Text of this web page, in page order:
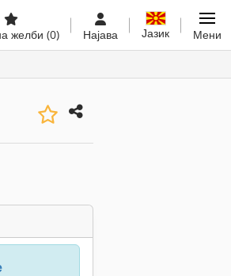
желби (0) Најава Јазик Мени